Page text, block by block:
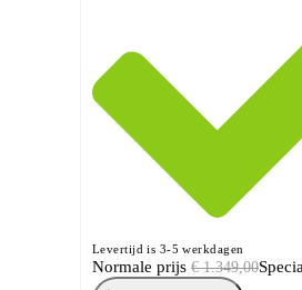
Levertijd is 3-5 werkdagen
Normale prijs € 1.349,00